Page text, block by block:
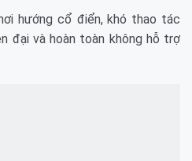
hướng cổ điển, khó thao tác
đại và hoàn toàn không hỗ trợ